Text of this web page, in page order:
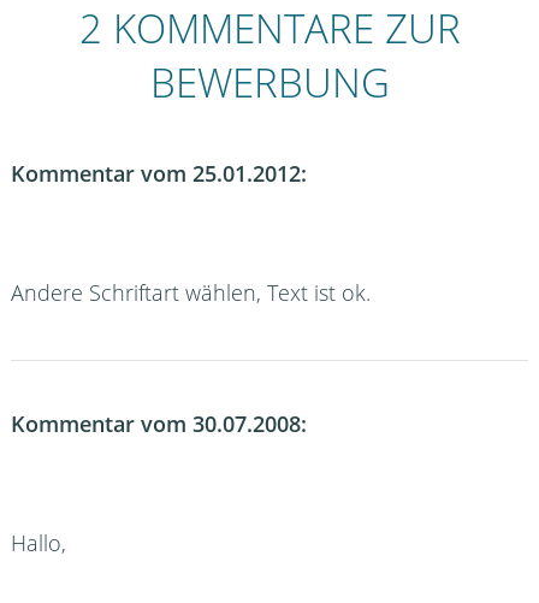
2 KOMMENTARE ZUR
BEWERBUNG
Kommentar vom 25.01.2012:
Andere Schriftart wählen, Text ist ok.
Kommentar vom 30.07.2008:
Hallo,